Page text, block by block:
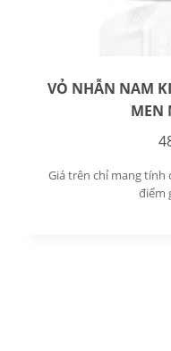
VỎ NHẪN NAM
MEN
Giá trên chỉ mang
điểm